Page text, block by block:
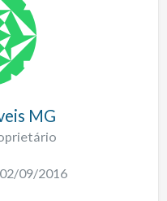
MG
09/2016